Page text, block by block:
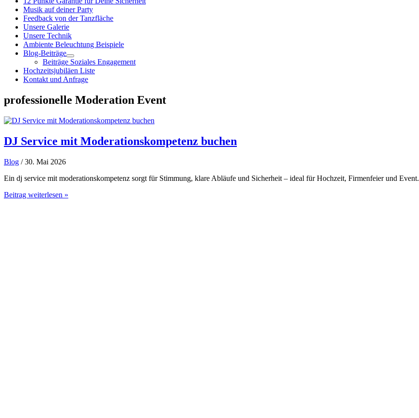
Musik auf deiner Party
Feedback von der Tanzfläche
Unsere Galerie
Unsere Technik
Ambiente Beleuchtung Beispiele
Blog-Beiträge
Beiträge Soziales Engagement
Hochzeitsjubiläen Liste
Kontakt und Anfrage
professionelle Moderation Event
DJ Service mit Moderationskompetenz buchen
Blog / 30. Mai 2026
Ein dj service mit moderationskompetenz sorgt für Stimmung, klare Abläufe und Sicherheit – ideal für Hochzeit, Firmenfeier und Event.
DJ
Beitrag weiterlesen »